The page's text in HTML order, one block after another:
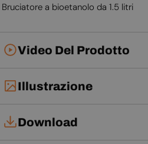
Bruciatore a bioetanolo da 1.5 litri
Video Del Prodotto
Illustrazione
Download